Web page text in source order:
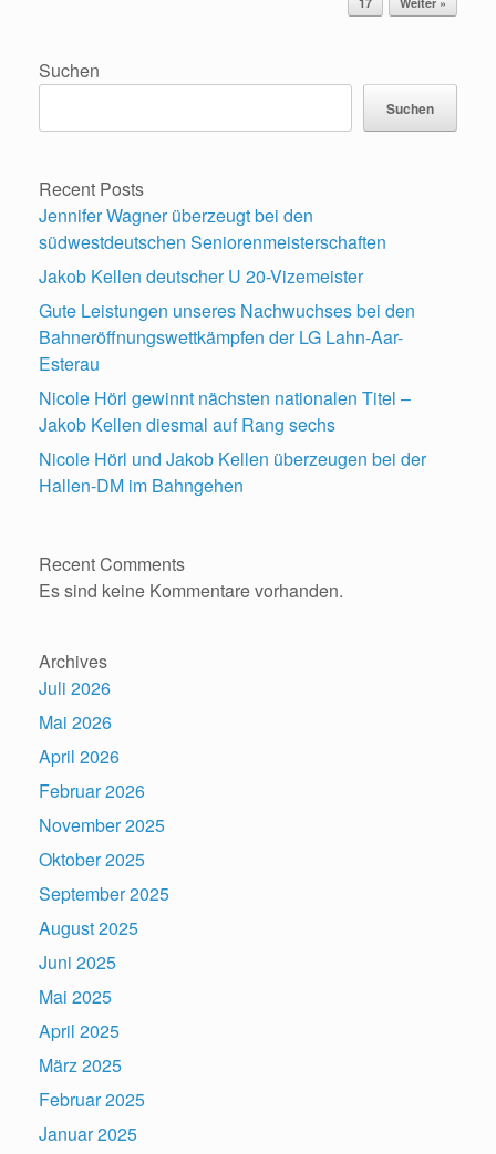
Suchen
Suchen
Recent Posts
Jennifer Wagner überzeugt bei den
südwestdeutschen Seniorenmeisterschaften
Jakob Kellen deutscher U 20-Vizemeister
Gute Leistungen unseres Nachwuchses bei den
Bahneröffnungswettkämpfen der LG Lahn-Aar-
Esterau
Nicole Hörl gewinnt nächsten nationalen Titel –
Jakob Kellen diesmal auf Rang sechs
Nicole Hörl und Jakob Kellen überzeugen bei der
Hallen-DM im Bahngehen
Recent Comments
Es sind keine Kommentare vorhanden.
Archives
Juli 2026
Mai 2026
April 2026
Februar 2026
November 2025
Oktober 2025
September 2025
August 2025
Juni 2025
Mai 2025
April 2025
März 2025
Februar 2025
Januar 2025